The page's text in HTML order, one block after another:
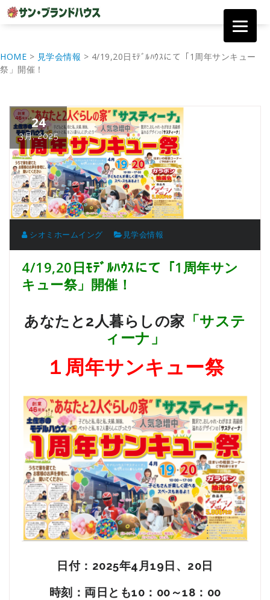
テ
ン
HOME > 見学会情報 > 4/19,20日ﾓﾃﾞﾙﾊｳｽにて「1周年サンキュー
祭」開催！
24
3月, 2025
シオミホームイング 見学会情報
4/19,20日ﾓﾃﾞﾙﾊｳｽにて「1周年サン
キュー祭」開催！
あなたと2人暮らしの家 「サステ
ィーナ」
１周年サンキュー祭
日付：2025年4 月19日、20日
時刻：両日とも10：00～18：00